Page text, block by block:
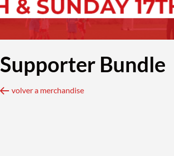
Supporter Bundle
volver a merchandise